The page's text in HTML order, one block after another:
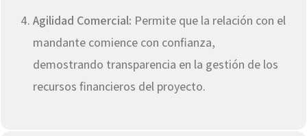
Agilidad Comercial: Permite que la relación con el
mandante comience con confianza,
demostrando transparencia en la gestión de los
recursos financieros del proyecto.